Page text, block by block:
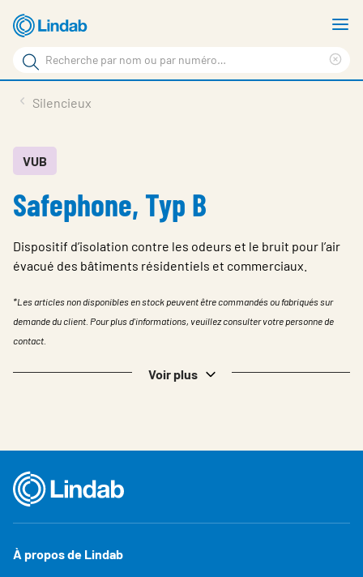
Aller
au
contenu
principal
Rechercher
Rechercher
sur
site
En vedette
À propos de Lindab
Downloads
Identification
Choisir la langue
Switzerland - French
Silencieux
VUB
Safephone, Typ B
Dispositif d’isolation contre les odeurs et le bruit pour l’air
évacué des bâtiments résidentiels et commerciaux.
*Les articles non disponibles en stock peuvent être commandés ou fabriqués sur
demande du client. Pour plus d'informations, veuillez consulter votre personne de
contact.
Voir plus
À propos de Lindab